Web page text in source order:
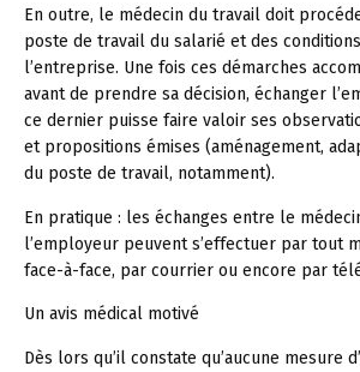
En outre, le médecin du travail doit
poste de travail du salarié et des
l’entreprise. Une fois ces démarches
avant de prendre sa décision, échanger
ce dernier puisse faire valoir ses
et propositions émises (aménagement,
du poste de travail, notamment).
En pratique : les échanges entre le
l’employeur peuvent s’effectuer par tout
face-à-face, par courrier ou encore par
Un avis médical motivé
Dès lors qu’il constate qu’aucune mesure